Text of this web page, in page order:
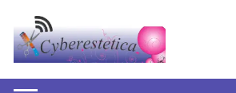
contenido